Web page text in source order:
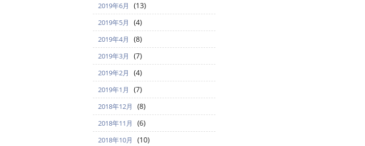
2019年6月 (13)
2019年5月 (4)
2019年4月 (8)
2019年3月 (7)
2019年2月 (4)
2019年1月 (7)
2018年12月 (8)
2018年11月 (6)
2018年10月 (10)